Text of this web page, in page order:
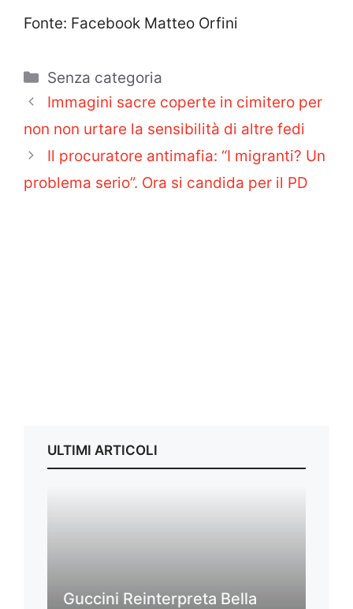
Fonte: Facebook Matteo Orfini
Categorie
Senza categoria
Immagini sacre coperte in cimitero per
non non urtare la sensibilità di altre fedi
Il procuratore antimafia: “I migranti? Un
problema serio”. Ora si candida per il PD
ULTIMI ARTICOLI
Guccini Reinterpreta Bella